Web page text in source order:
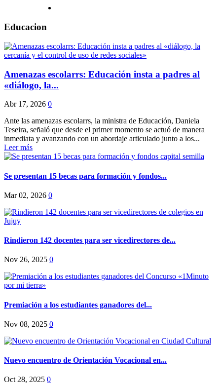
Educacion
Amenazas escolarrs: Educación insta a padres al
«diálogo, la...
Abr 17, 2026 0
Ante las amenazas escolarrs, la ministra de Educación, Daniela
Teseira, señaló que desde el primer momento se actuó de manera
inmediata y avanzando con un abordaje articulado junto a los...
Leer más
Se presentan 15 becas para formación y fondos...
Mar 02, 2026 0
Rindieron 142 docentes para ser vicedirectores de...
Nov 26, 2025 0
Premiación a los estudiantes ganadores del...
Nov 08, 2025 0
Nuevo encuentro de Orientación Vocacional en...
Oct 28, 2025 0